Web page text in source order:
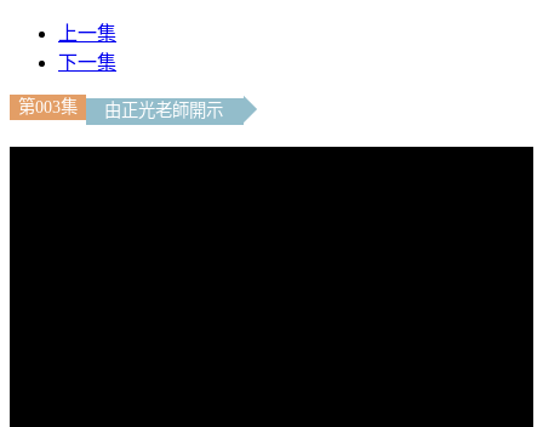
上一集
下一集
第003集 由正光老師開示